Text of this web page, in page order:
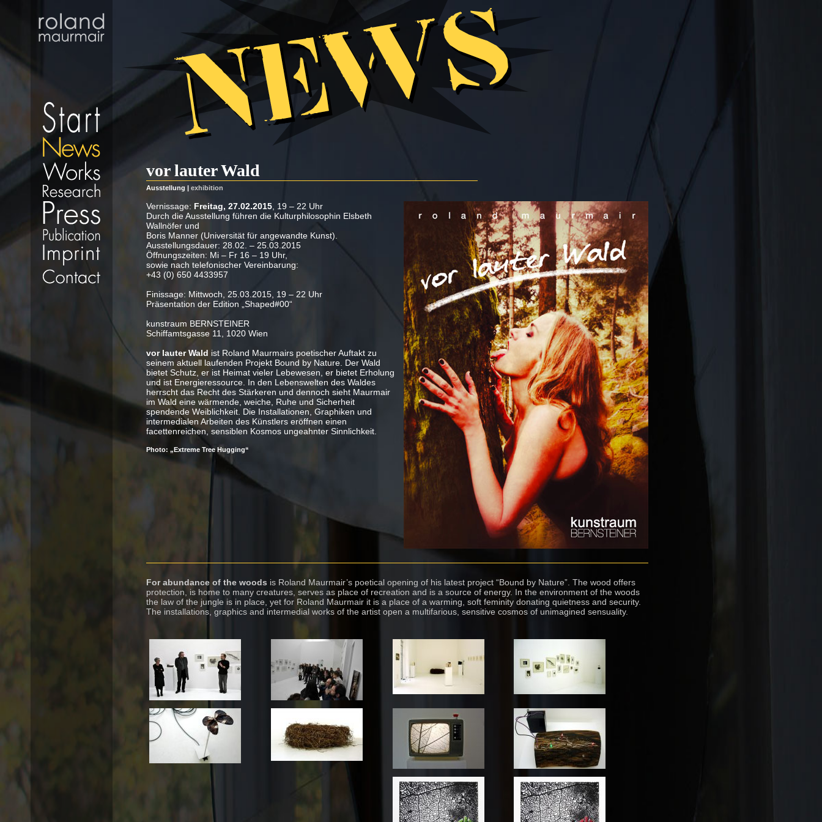
vor lauter Wald
Ausstellung | exhibition
Vernissage: Freitag, 27.02.2015 , 19 – 22 Uhr
Durch die Ausstellung führen die Kulturphilosophin Elsbeth
Wallnöfer und
Boris Manner (Universität für angewandte Kunst).
Ausstellungsdauer: 28.02. – 25.03.2015
Öffnungszeiten: Mi – Fr 16 – 19 Uhr,
sowie nach telefonischer Vereinbarung:
+43 (0) 650 4433957
Finissage: Mittwoch, 25.03.2015, 19 – 22 Uhr
Präsentation der Edition „Shaped#00“
kunstraum BERNSTEINER
Schiffamtsgasse 11, 1020 Wien
vor lauter Wald ist Roland Maurmairs poetischer Auftakt zu
seinem aktuell laufenden Projekt Bound by Nature. Der Wald
bietet Schutz, er ist Heimat vieler Lebewesen, er bietet Erholung
und ist Energieressource. In den Lebenswelten des Waldes
herrscht das Recht des Stärkeren und dennoch sieht Maurmair
im Wald eine wärmende, weiche, Ruhe und Sicherheit
spendende Weiblichkeit. Die Installationen, Graphiken und
intermedialen Arbeiten des Künstlers eröffnen einen
facettenreichen, sensiblen Kosmos ungeahnter Sinnlichkeit.
Photo: „Extreme Tree Hugging“
For abundance of the woods is Roland Maurmair’s poetical opening of his latest project “Bound by Nature”. The wood offers
protection, is home to many creatures, serves as place of recreation and is a source of energy. In the environment of the woods
the law of the jungle is in place, yet for Roland Maurmair it is a place of a warming, soft feminity donating quietness and security.
The installations, graphics and intermedial works of the artist open a multifarious, sensitive cosmos of unimagined sensuality.